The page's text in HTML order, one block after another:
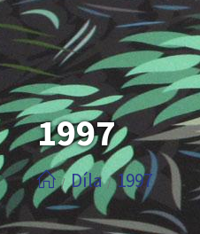
1997
/ Díla / 1997